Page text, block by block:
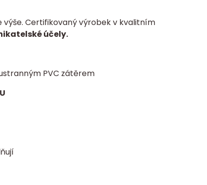
Certifikovaný výrobek v kvalitním
účely.
PVC zátěrem